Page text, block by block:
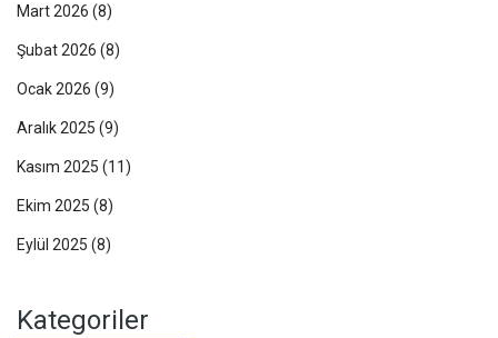
Mart 2026 (8)
Şubat 2026 (8)
Ocak 2026 (9)
Aralık 2025 (9)
Kasım 2025 (11)
Ekim 2025 (8)
Eylül 2025 (8)
Kategoriler